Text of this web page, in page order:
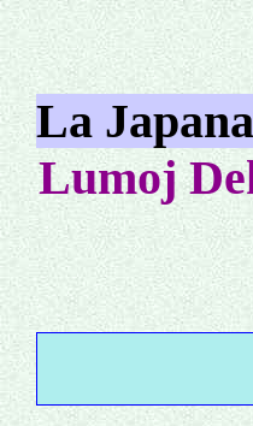
La
Lumoj